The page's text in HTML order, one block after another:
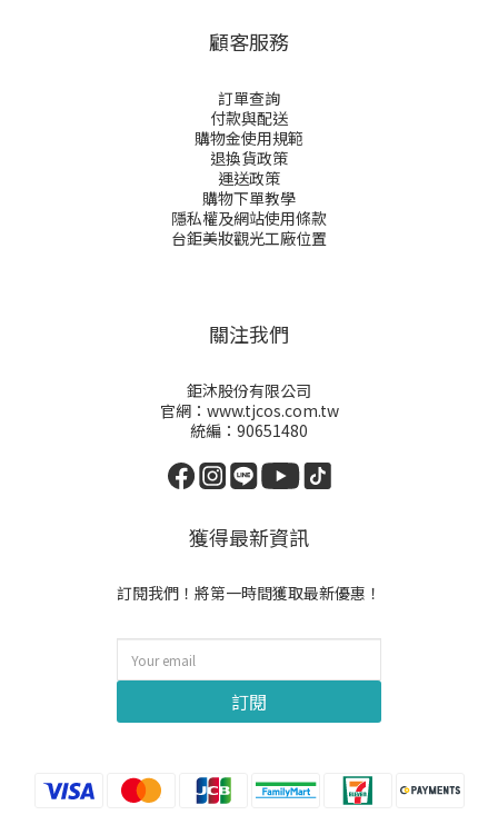
顧客服務
訂單查詢
付款與配送
購物金使用規範
退換貨政策
運送政策
購物下單教學
隱私權及網站使用條款
台鉅美妝觀光工廠位置
關注我們
鉅沐股份有限公司
官網：www.tjcos.com.tw
統編：90651480
獲得最新資訊
訂閱我們！將第一時間獲取最新優惠！
訂閱